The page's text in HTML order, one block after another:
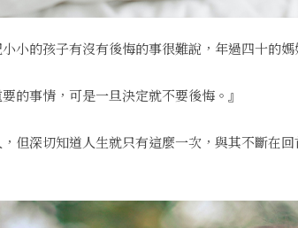
小的孩子有沒有後悔的事很難說，年過四十的
的事情，可是一旦決定就不要後悔。』
但深切知道人生就只有這麼一次，與其不斷在